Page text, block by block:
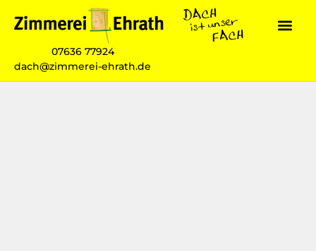
07636 77924
dach@zimmerei-ehrath.de